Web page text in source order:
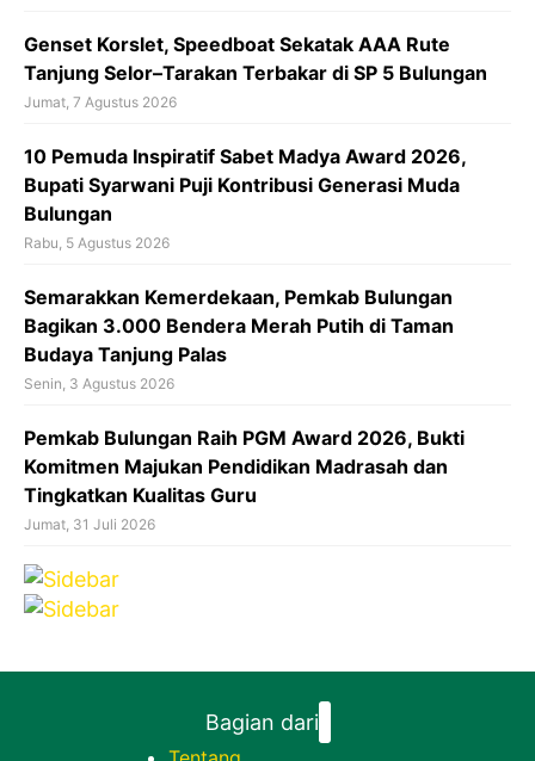
‎Genset Korslet, Speedboat Sekatak AAA Rute
Tanjung Selor–Tarakan Terbakar di SP 5 Bulungan
Jumat, 7 Agustus 2026
10 Pemuda Inspiratif Sabet Madya Award 2026,
Bupati Syarwani Puji Kontribusi Generasi Muda
Bulungan
Rabu, 5 Agustus 2026
Semarakkan Kemerdekaan, Pemkab Bulungan
Bagikan 3.000 Bendera Merah Putih di Taman
Budaya Tanjung Palas
Senin, 3 Agustus 2026
Pemkab Bulungan Raih PGM Award 2026, Bukti
Komitmen Majukan Pendidikan Madrasah dan
Tingkatkan Kualitas Guru
Jumat, 31 Juli 2026
Bagian dari